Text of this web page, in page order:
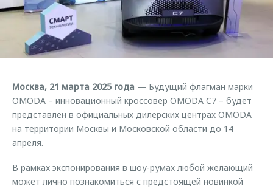
Страхование
Кредитный калькулятор
Аксессуары
Оригинальные аксессуары
Запчасти
Трейд-ин
Клиентская поддержка
O&J Автоклуб
Клуб владельцев OMODA
Аксессуары
Одежда и сувениры
Оригинальные аксессуары
Обратная связь
Москва, 21 марта 2025 года — Будущий флагман марки
OMODA – инновационный кроссовер OMODA C7 – будет
представлен в официальных дилерских центрах OMODA
на территории Москвы и Московской области до 14
апреля.
В рамках экспонирования в шоу-румах любой желающий
может лично познакомиться с предстоящей новинкой